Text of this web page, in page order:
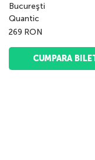
Bucureşti
Quantic
269 RON
CUMPARA